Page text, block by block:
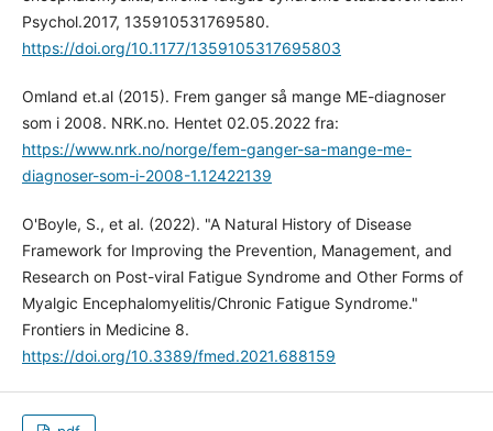
Psychol.2017, 135910531769580.
https://doi.org/10.1177/1359105317695803
Omland et.al (2015). Frem ganger så mange ME-diagnoser
som i 2008. NRK.no. Hentet 02.05.2022 fra:
https://www.nrk.no/norge/fem-ganger-sa-mange-me-
diagnoser-som-i-2008-1.12422139
O'Boyle, S., et al. (2022). "A Natural History of Disease
Framework for Improving the Prevention, Management, and
Research on Post-viral Fatigue Syndrome and Other Forms of
Myalgic Encephalomyelitis/Chronic Fatigue Syndrome."
Frontiers in Medicine 8.
https://doi.org/10.3389/fmed.2021.688159